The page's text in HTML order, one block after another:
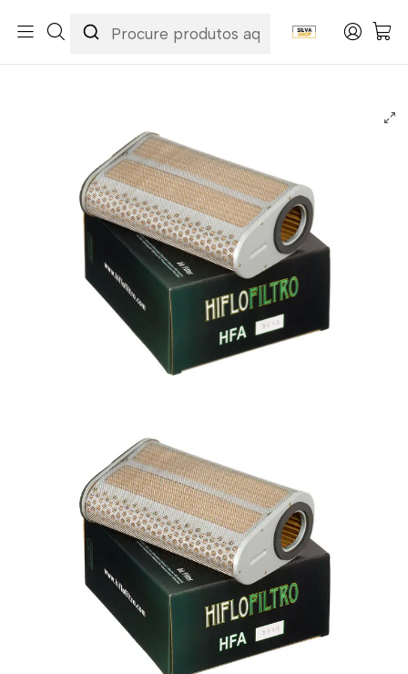
Manutenção & Consumíveis
Filtros Filtros Ar
Hiflofiltro
Filtro Ar Hiflofiltro - HFA1618 Honda CB 600 F Hornet